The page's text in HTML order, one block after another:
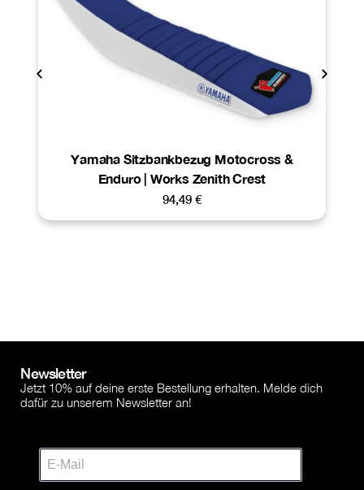
Yamaha Sitzbankbezug Motocross &
Enduro | Works Zenith Crest
94,49 €
Newsletter
Jetzt 10% auf deine erste Bestellung erhalten. Melde dich
dafür zu unserem Newsletter an!